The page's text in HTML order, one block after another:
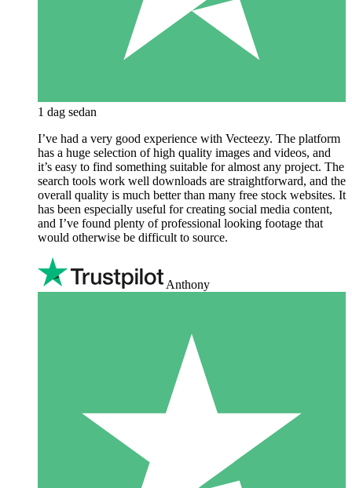
1 dag sedan
I’ve had a very good experience with Vecteezy. The platform
has a huge selection of high quality images and videos, and
it’s easy to find something suitable for almost any project. The
search tools work well downloads are straightforward, and the
overall quality is much better than many free stock websites. It
has been especially useful for creating social media content,
and I’ve found plenty of professional looking footage that
would otherwise be difficult to source.
Anthony